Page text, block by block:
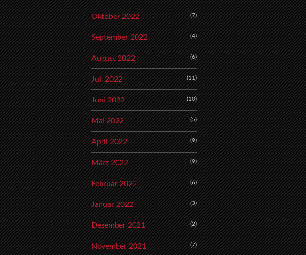
Oktober 2022 (7)
September 2022 (4)
August 2022 (6)
Juli 2022 (11)
Juni 2022 (10)
Mai 2022 (5)
April 2022 (9)
März 2022 (9)
Februar 2022 (6)
Januar 2022 (3)
Dezember 2021 (2)
November 2021 (7)